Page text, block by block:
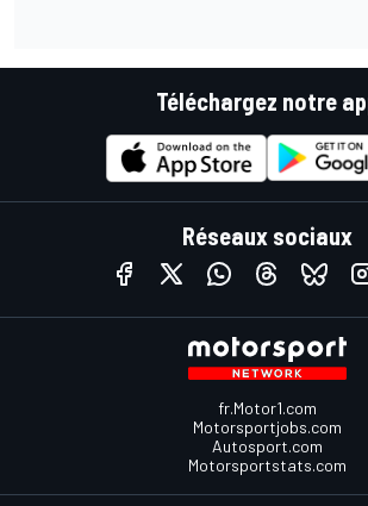
Téléchargez notre
Réseaux sociaux
fr.Motor1.com
Motorsportjobs.com
Autosport.com
Motorsportstats.com